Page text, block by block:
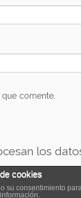
comente.
los
cookies
consentimiento